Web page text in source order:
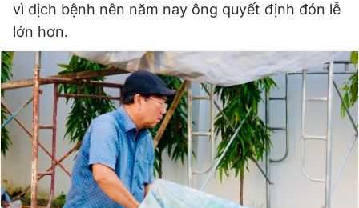
vì dịch bệnh nên năm nay ông quyết định đón lễ
lớn hơn.